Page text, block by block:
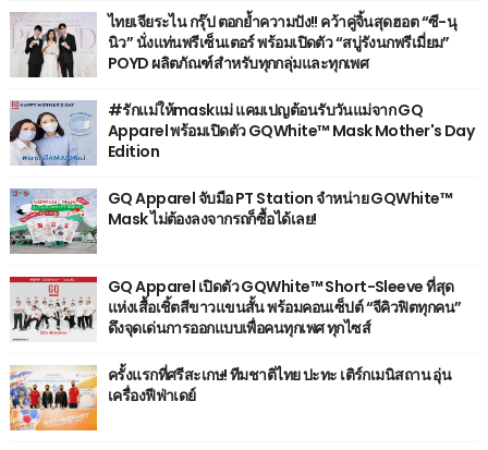
ไทยเจียระไน กรุ๊ป ตอกย้ำความปัง!! คว้าคู่จิ้นสุดฮอต “ซี-นุ
นิว” นั่งแท่นพรีเซ็นเตอร์ พร้อมเปิดตัว “สบู่รังนกพรีเมี่ยม”
POYD ผลิตภัณฑ์สำหรับทุกกลุ่มและทุกเพศ
#รักแม่ให้maskแม่ แคมเปญต้อนรับวันแม่จาก GQ
Apparel พร้อมเปิดตัว GQWhite™ Mask Mother's Day
Edition
GQ Apparel จับมือ PT Station จำหน่าย GQWhite™
Mask ไม่ต้องลงจากรถก็ซื้อได้เลย!
GQ Apparel เปิดตัว GQWhite™ Short-Sleeve ที่สุด
แห่งเสื้อเชิ้ตสีขาวแขนสั้น พร้อมคอนเซ็ปต์ “จีคิวฟิตทุกคน”
ดึงจุดเด่นการออกแบบเพื่อคนทุกเพศ ทุกไซส์
ครั้งแรกที่ศรีสะเกษ! ทีมชาติไทย ปะทะ เติร์กเมนิสถาน อุ่น
เครื่องฟีฟ่าเดย์